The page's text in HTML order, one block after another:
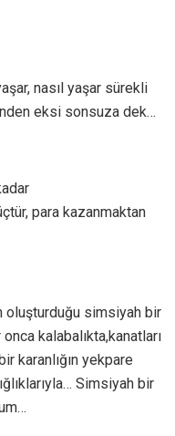
nasıl yaşar sürekli
eksi sonsuza dek…
para kazanmaktan
oluşturduğu simsiyah bir
kalabalıkta,kanatları
karanlığın yekpare
Simsiyah bir